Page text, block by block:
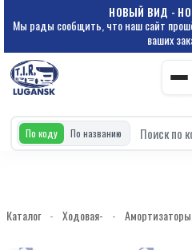
НОВЫЙ ВИД -
Мы рады сообщить, что наш сайт
ваших
По коду По названию
Каталог - Ходовая- - Амортизаторы